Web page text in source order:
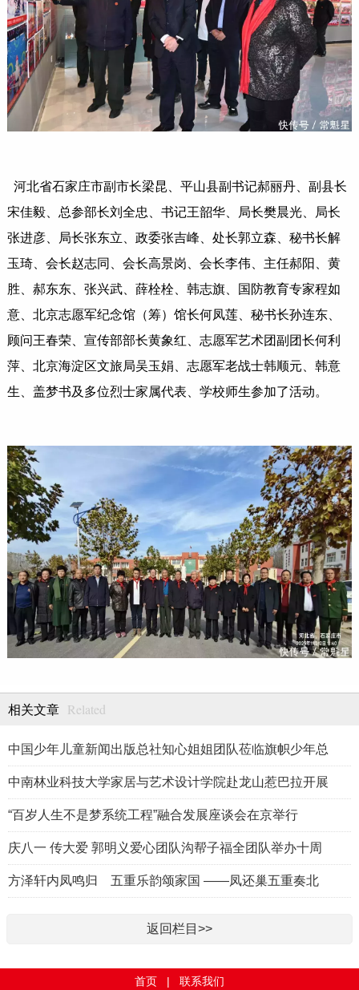
河北省石家庄市副市长梁昆、平山县副书记郝丽丹、副县长
宋佳毅、总参部长刘全忠、书记王韶华、局长樊晨光、局长
张进彦、局长张东立、政委张吉峰、处长郭立森、秘书长解
玉琦、会长赵志同、会长高景岗、会长李伟、主任郝阳、黄
胜、郝东东、张兴武、薛栓栓、韩志旗、国防教育专家程如
意、北京志愿军纪念馆（筹）馆长何凤莲、秘书长孙连东、
顾问王春荣、宣传部部长黄象红、志愿军艺术团副团长何利
萍、北京海淀区文旅局吴玉娟、志愿军老战士韩顺元、韩意
生、盖梦书及多位烈士家属代表、学校师生参加了活动。
相关文章 Related
中国少年儿童新闻出版总社知心姐姐团队莅临旗帜少年总
中南林业科技大学家居与艺术设计学院赴龙山惹巴拉开展
“百岁人生不是梦系统工程”融合发展座谈会在京举行
庆八一 传大爱 郭明义爱心团队沟帮子福全团队举办十周
方泽轩内凤鸣归 五重乐韵颂家国 ——凤还巢五重奏北
返回栏目>>
首页 | 联系我们